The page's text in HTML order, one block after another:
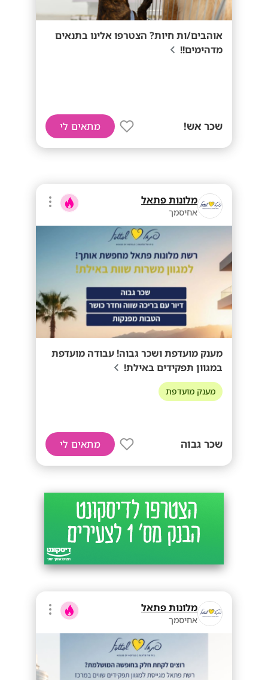
אוהבים/ות חיות? הצטרפו אלינו בתנאים
מדהימים!!
שכר אש! מתאים לי
מלונות פתאל
אחיסמך
מענק מועדפת ושכר גבוה! עבודה מועדפת
במגוון תפקידים באילת!
מענק מועדפת
שכר גבוה מתאים לי
מלונות פתאל
אחיסמך